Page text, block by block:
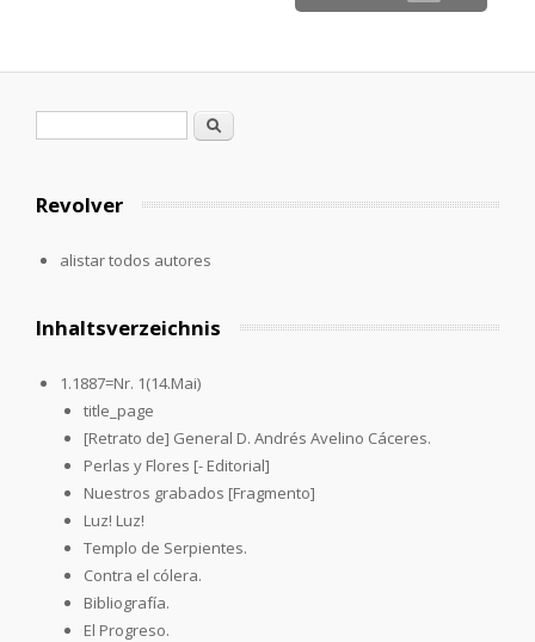
Formulario de búsqueda
Buscar
Revolver
alistar todos autores
Inhaltsverzeichnis
1.1887=Nr. 1(14.Mai)
title_page
[Retrato de] General D. Andrés Avelino Cáceres.
Perlas y Flores [- Editorial]
Nuestros grabados [Fragmento]
Luz! Luz!
Templo de Serpientes.
Contra el cólera.
Bibliografía.
El Progreso.